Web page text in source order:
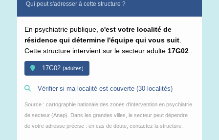
Qui peut s'adresser à cette structure ?
En psychiatrie publique, c'est votre localité de
résidence qui détermine l'équipe qui vous suit
Cette structure intervient sur le secteur adulte 17G02
17G02 (adultes)
Vérifier si ma localité est couverte (30 localités)
Source : cartographie nationale des zones d'intervention en psychiatrie
de secteur (Anap). Dans les grandes villes, le secteur peut dépendre
de votre adresse précise : en cas de doute, contactez la structure.